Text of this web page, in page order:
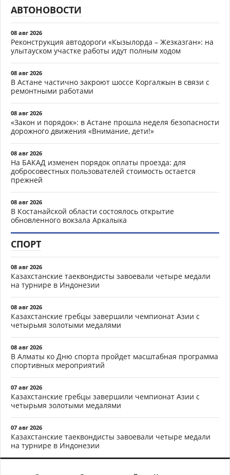
АВТОНОВОСТИ
08 авг 2026
Реконструкция автодороги «Кызылорда – Жезказган»: на
улытауском участке работы идут полным ходом
08 авг 2026
В Астане частично закроют шоссе Коргалжын в связи с
ремонтными работами
08 авг 2026
«Закон и порядок»: в Астане прошла неделя безопасности
дорожного движения «Внимание, дети!»
08 авг 2026
На БАКАД изменен порядок оплаты проезда: для
добросовестных пользователей стоимость остается
прежней
08 авг 2026
В Костанайской области состоялось открытие
обновленного вокзала Аркалыка
СПОРТ
08 авг 2026
Казахстанские таеквондисты завоевали четыре медали
на турнире в Индонезии
08 авг 2026
Казахстанские гребцы завершили чемпионат Азии с
четырьмя золотыми медалями
08 авг 2026
В Алматы ко Дню спорта пройдет масштабная программа
спортивных мероприятий
07 авг 2026
Казахстанские гребцы завершили чемпионат Азии с
четырьмя золотыми медалями
07 авг 2026
Казахстанские таеквондисты завоевали четыре медали
на турнире в Индонезии